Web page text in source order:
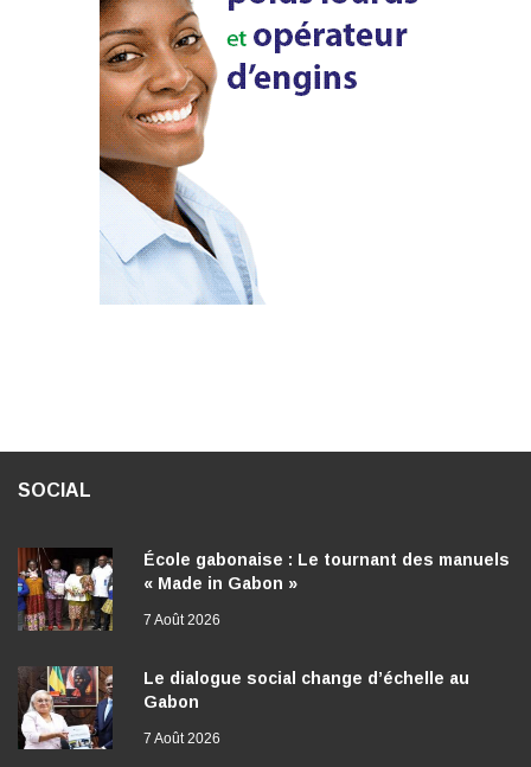
SOCIAL
École gabonaise : Le tournant des manuels
« Made in Gabon »
7 Août 2026
Le dialogue social change d’échelle au
Gabon
7 Août 2026